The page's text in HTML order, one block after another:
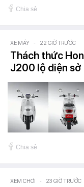
Chia sẻ
XE MÁY - 22 GIỜ TRƯỚC
Thách thức
J200 lộ diện sở
Chia sẻ
XEM CHƠI - 23 GIỜ TRƯỚC